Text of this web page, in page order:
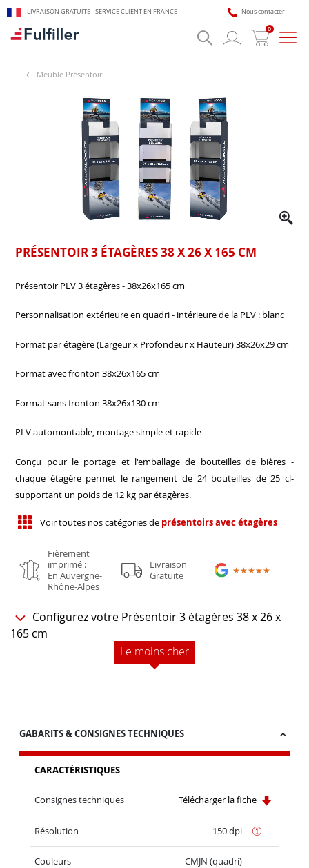
LIVRAISON GRATUITE - SERVICE CLIENT EN FRANCE Nous contacter
0
Meuble Présentoir
PRÉSENTOIR 3 ÉTAGÈRES 38 X 26 X 165 CM
Présentoir PLV 3 étagères - 38x26x165 cm
Personnalisation extérieure en quadri - intérieure de la PLV : blanc
Format par étagère (Largeur x Profondeur x Hauteur) 38x26x29 cm
Format avec fronton 38x26x165 cm
Format sans fronton 38x26x130 cm
PLV automontable, montage simple et rapide
Conçu pour le portage et l'emballage de bouteilles de bières -
chaque étagère permet le rangement de 24 bouteilles de 25 cl-
supportant un poids de 12 kg par étagères.
Voir toutes nos catégories de présentoirs avec étagères
Fièrement
imprimé :
En Auvergne-
Rhône-Alpes
Livraison
Gratuite
★★★★★
★★★★★
Configurez votre Présentoir 3 étagères 38 x 26 x
165 cm
Le moins cher
GABARITS & CONSIGNES TECHNIQUES
CARACTÉRISTIQUES
Consignes techniques Télécharger la fiche
Résolution 150 dpi
Couleurs CMJN (quadri)
🎯 Assistant impression Fulfiller